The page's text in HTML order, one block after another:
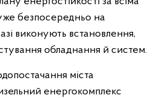
безпосередньо на
виконують встановлення,
обладнання й систем.
міста
енергокомплекс